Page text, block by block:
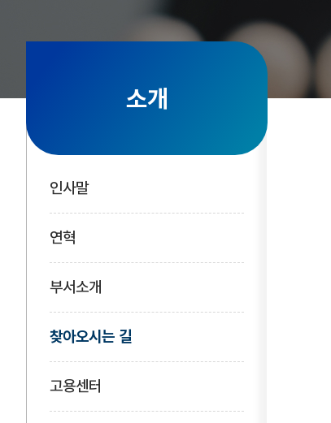
소개
인사말
연혁
부서소개
찾아오시는 길
고용센터